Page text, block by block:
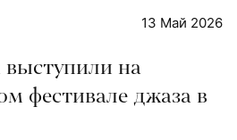
13 Май 2026
на
фестивале джаза в